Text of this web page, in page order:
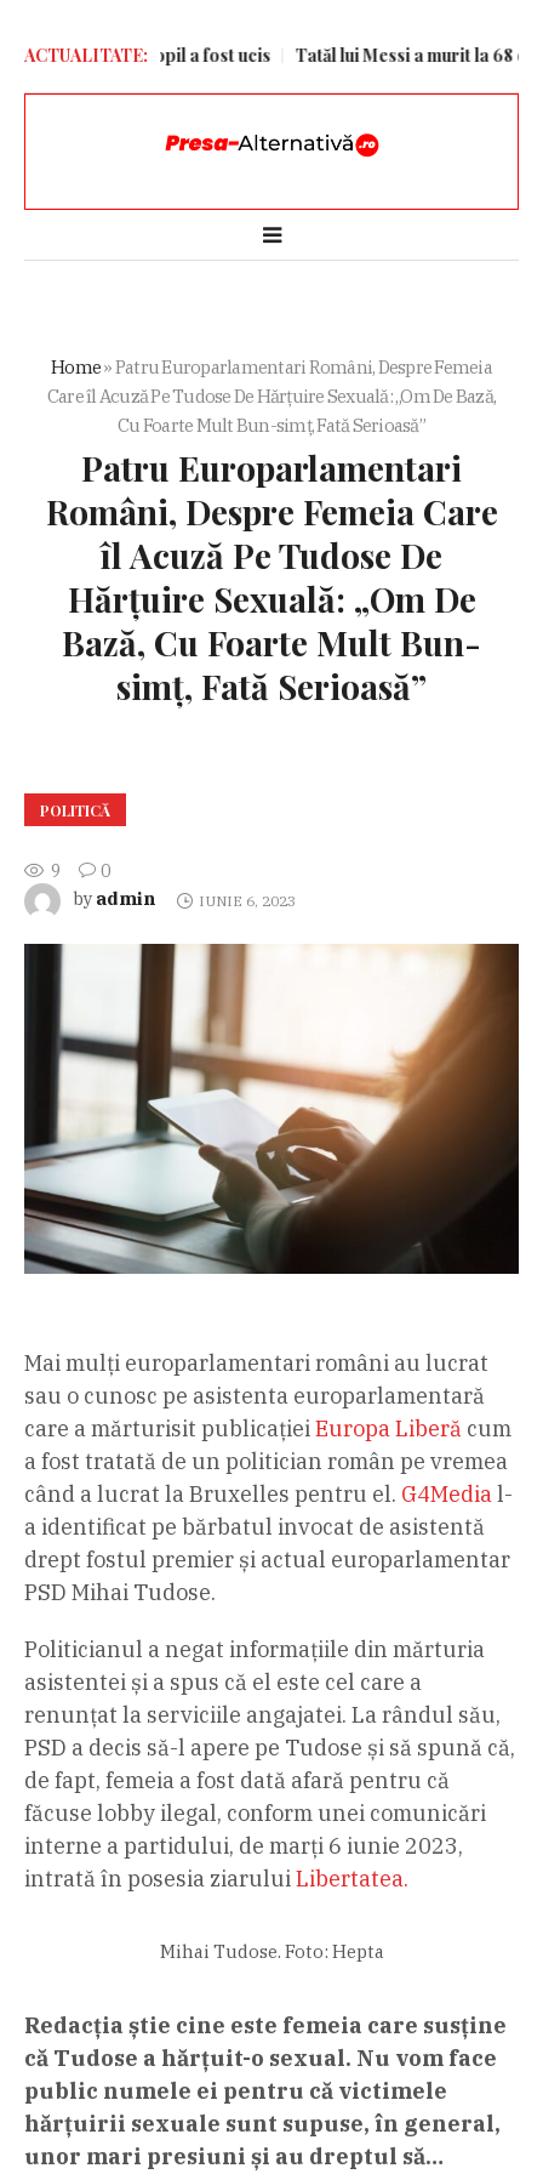
ACTUALITATE:
Kiev. Un copil a fost ucis Tatăl lui Messi a murit la 68 de ani
Home»Patru Europarlamentari Români, Despre Femeia
Care îl Acuză Pe Tudose De Hărțuire Sexuală: „Om De Bază,
Cu Foarte Mult Bun-simț, Fată Serioasă”
Patru Europarlamentari
Români, Despre Femeia Care
îl Acuză Pe Tudose De
Hărțuire Sexuală: „Om De
Bază, Cu Foarte Mult Bun-
simț, Fată Serioasă”
POLITICĂ
9
0
by admin IUNIE 6, 2023
Mai mulți europarlamentari români au lucrat
sau o cunosc pe asistenta europarlamentară
care a mărturisit publicațieiEuropa Liberă cum
a fost tratată de un politician român pe vremea
când a lucrat la Bruxelles pentru el. G4Medial-
a identificat pe bărbatul invocat de asistentă
drept fostul premier și actual europarlamentar
PSD Mihai Tudose.
Politicianul a negat informațiile din mărturia
asistentei și a spus că el este cel care a
renunțat la serviciile angajatei. La rândul său,
PSD a decis să-l apere pe Tudose și să spună că,
de fapt, femeia a fost dată afară pentru că
făcuse lobby ilegal, conform unei comunicări
interne a partidului, de marți 6 iunie 2023,
intrată în posesia ziaruluiLibertatea.
Mihai Tudose. Foto: Hepta
Redacția știe cine este femeia care susține
că Tudose a hărțuit-o sexual. Nu vom face
public numele ei pentru că victimele
hărțuirii sexuale sunt supuse, în general,
unor mari presiuni și au dreptul să…